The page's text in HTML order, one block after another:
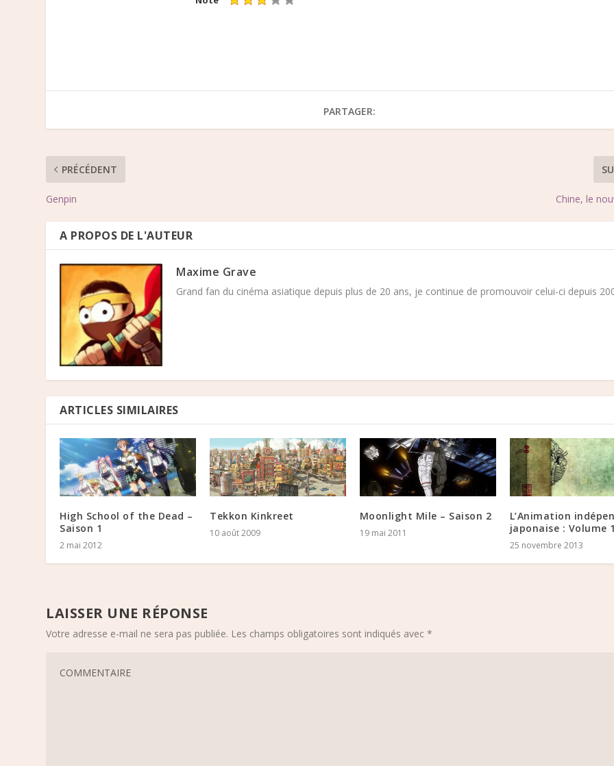
PARTAGER:
PRÉCÉDENT
Genpin Chine, le
A PROPOS DE L'AUTEUR
Maxime Grave
Grand fan du cinéma asiatique depuis plus de 20 ans, je continue de promouvoir celui-ci depuis
ARTICLES SIMILAIRES
High School of the Dead –
Saison 1
2 mai 2012
Tekkon Kinkreet
10 août 2009
Moonlight Mile – Saison 2
19 mai 2011
L’Animation
japonaise : Volume 1
25 novembre 2013
LAISSER UNE RÉPONSE
Votre adresse e-mail ne sera pas publiée. Les champs obligatoires sont indiqués avec*